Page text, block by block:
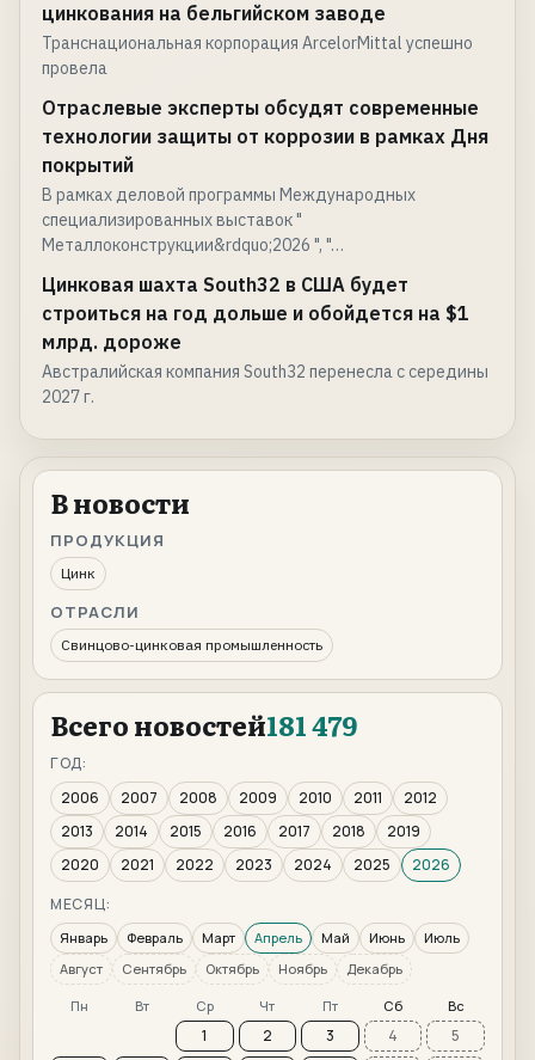
цинкования на бельгийском заводе
Транснациональная корпорация ArcelorMittal успешно
провела
Отраслевые эксперты обсудят современные
технологии защиты от коррозии в рамках Дня
покрытий
В рамках деловой программы Международных
специализированных выставок "
Металлоконструкции&rdquo;2026 ", "…
Цинковая шахта South32 в США будет
строиться на год дольше и обойдется на $1
млрд. дороже
Австралийская компания South32 перенесла с середины
2027 г.
В новости
ПРОДУКЦИЯ
Цинк
ОТРАСЛИ
Свинцово-цинковая промышленность
Всего новостей181 479
ГОД:
2006
2007 2008 2009 2010 2011
2012
2013
2014 2015 2016 2017 2018
2019
2020
2021 2022 2023 2024 2025
2026
МЕСЯЦ:
Январь Февраль Март Апрель Май Июнь
Июль
Август
Сентябрь Октябрь Ноябрь Декабрь
Пн Вт Ср Чт Пт Сб Вс
1 2 3 4
5